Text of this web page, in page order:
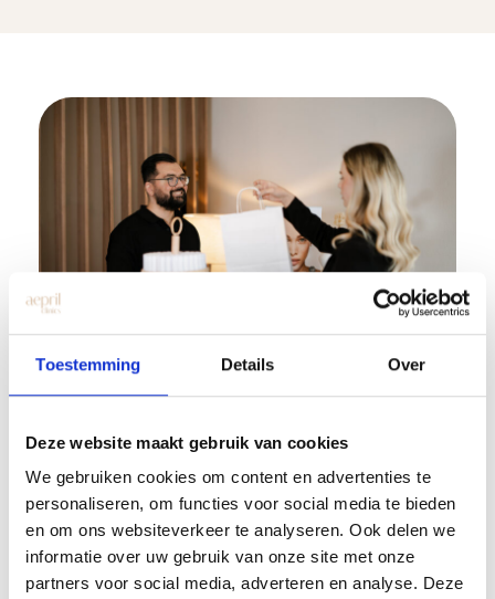
Toestemming Details Over
Deze website maakt gebruik van cookies
We gebruiken cookies om content en advertenties te
personaliseren, om functies voor social media te bieden
en om ons websiteverkeer te analyseren. Ook delen we
informatie over uw gebruik van onze site met onze
partners voor social media, adverteren en analyse. Deze
en vous-même
Les injectables ne sont pas un achat
impulsif, mais un choix personnel qui
nécessite de faire confiance à votre